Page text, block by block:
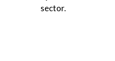
sector.